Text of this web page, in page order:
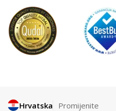
Hrvatska Promijenite